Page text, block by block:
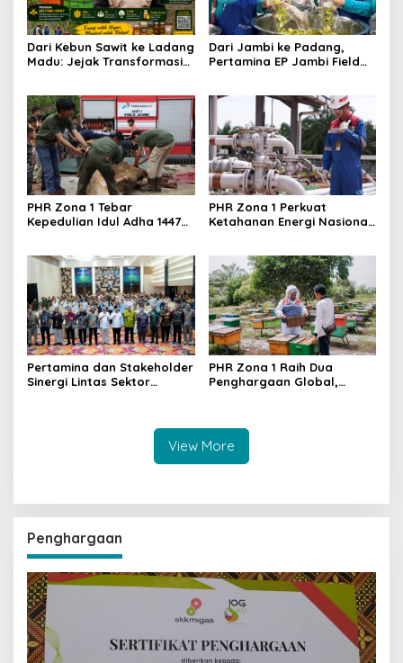
Dari Kebun Sawit ke Ladang
Madu: Jejak Transformasi
PHE Jambi Merang
Dari Jambi ke Padang,
Pertamina EP Jambi Field
KUALITAS Siap Lahirkan
Produk Unggulan Baru
PHR Zona 1 Tebar
Kepedulian Idul Adha 1447
Sumatera
PHR Zona 1 Perkuat
Ketahanan Energi Nasional,
Baru di Sumatera
Pertamina dan Stakeholder
Sinergi Lintas Sektor
PHR Zona 1 Raih Dua
Penghargaan Global,
View More
Penghargaan